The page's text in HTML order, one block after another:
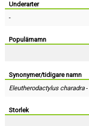
Underarter
-
Populärnamn
Synonymer/tidigare namn
Eleutherodactylus charadra-
Storlek